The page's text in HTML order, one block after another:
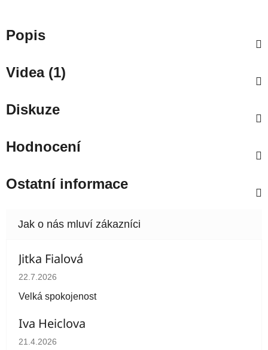
Popis
Videa (1)
Diskuze
Hodnocení
Ostatní informace
Jitka Fialová
Hodnocení obchodu je 5 z 5 hvězdiček.
22.7.2026
Velká spokojenost
Iva Heiclova
Hodnocení obchodu je 5 z 5 hvězdiček.
21.4.2026